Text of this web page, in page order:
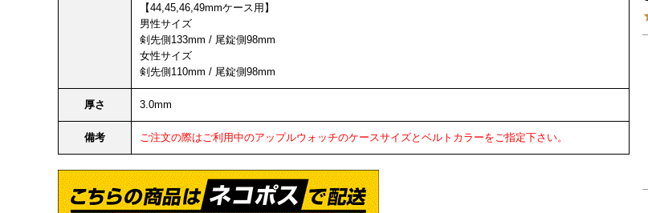
【44,45,46,49mmケース用】
男性サイズ
剣先側133mm / 尾錠側98mm
女性サイズ
剣先側110mm / 尾錠側98mm
厚さ 3.0mm
備考 ご注文の際はご利用中のアップルウォッチのケースサイズとベルトカラーをご指定下さい。